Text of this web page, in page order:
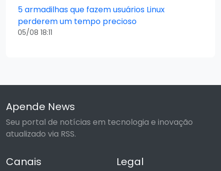
5 armadilhas que fazem usuários Linux
perderem um tempo precioso
05/08 18:11
Apende News
Seu portal de notícias em tecnologia e inovação
atualizado via RSS.
Canais Legal